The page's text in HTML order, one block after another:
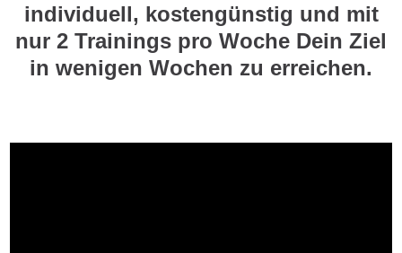
individuell, kostengünstig und mit
nur 2 Trainings pro Woche Dein Ziel
in wenigen Wochen zu erreichen.